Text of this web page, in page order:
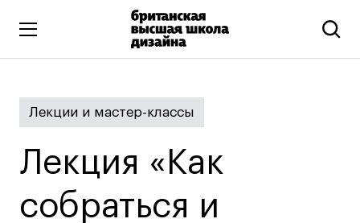
Искусство и дизайн
Бизнес и маркетинг
Все программы
Лекции и мастер-классы
Лекция «Как
собраться и